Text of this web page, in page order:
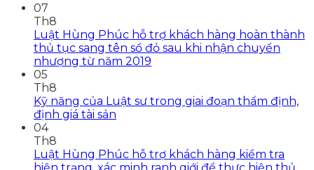
07
Th8
Luật Hùng Phúc hỗ trợ khách hàng hoàn thành
thủ tục sang tên sổ đỏ sau khi nhận chuyển
nhượng từ năm 2019
05
Th8
Kỹ năng của Luật sư trong giai đoạn thẩm định,
định giá tài sản
04
Th8
Luật Hùng Phúc hỗ trợ khách hàng kiểm tra
hiện trạng, xác minh ranh giới để thực hiện thủ